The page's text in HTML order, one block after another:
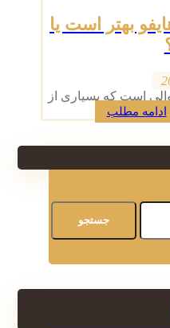
بهتر است یا
است که بسیاری از
ادامه مطلب